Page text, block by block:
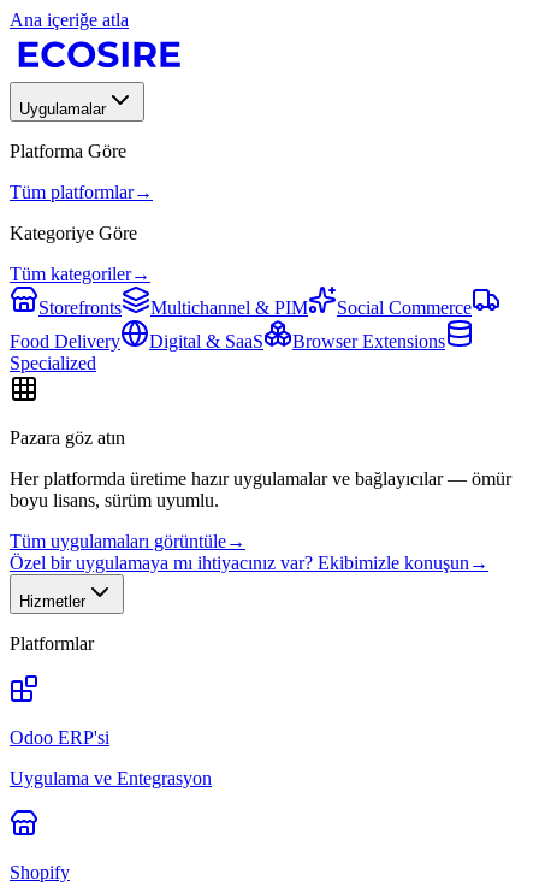
Ana içeriğe atla
Uygulamalar
Platforma Göre
Tüm platformlar→
Kategoriye Göre
Tüm kategoriler→
Storefronts
Multichannel & PIM
Social Commerce
Food Delivery
Digital & SaaS
Browser Extensions
Specialized
Pazara göz atın
Her platformda üretime hazır uygulamalar ve bağlayıcılar — ömür
boyu lisans, sürüm uyumlu.
Tüm uygulamaları görüntüle→
Özel bir uygulamaya mı ihtiyacınız var? Ekibimizle konuşun →
Hizmetler
Platformlar
Odoo ERP'si
Uygulama ve Entegrasyon
Shopify